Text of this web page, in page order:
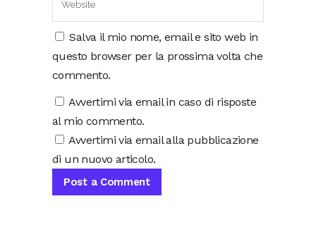
Salva il mio nome, email e sito web in
questo browser per la prossima volta che
commento.
Avvertimi via email in caso di risposte
al mio commento.
Avvertimi via email alla pubblicazione
di un nuovo articolo.